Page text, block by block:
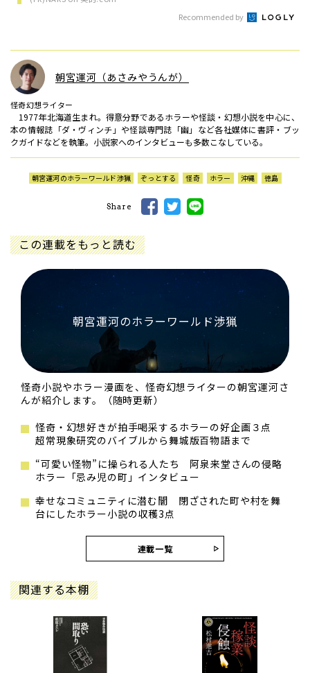
Recommended by
朝宮運河（あさみやうんが）
怪奇幻想ライター
1977年北海道生まれ。得意分野であるホラーや怪談・幻想小説を中心に、
本の情報誌「ダ・ヴィンチ」や怪談専門誌「幽」など各社媒体に書評・ブッ
クガイドなどを執筆。小説家へのインタビューも多数こなしている。
朝宮運河のホラーワールド渉猟 ぞっとする 怪奇 ホラー 沖縄 徳島
Share
この連載をもっと読む
朝宮運河のホラーワールド渉猟
怪奇小説やホラー漫画を、怪奇幻想ライターの朝宮運河さ
んが紹介します。（随時更新）
怪奇・幻想好きが拍手喝采するホラーの好企画３点
超常現象研究のバイブルから舞城版百物語まで
“可愛い怪物”に操られる人たち 阿泉来堂さんの侵略
ホラー「忌み児の町」インタビュー
幸せなコミュニティに潜む闇 閉ざされた町や村を舞
台にしたホラー小説の収穫3点
連載一覧
関連する本棚